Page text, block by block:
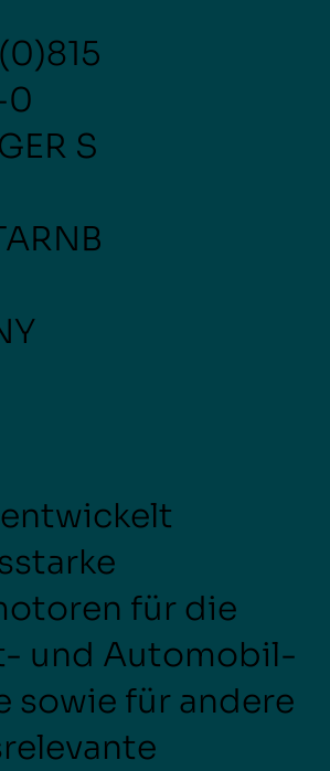
für die
und Automobil-
sowie für andere
0
S